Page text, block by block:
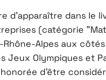
d'apparaître dans le
(catégorie
Alpes aux
Jeux Olympiques et
d’être